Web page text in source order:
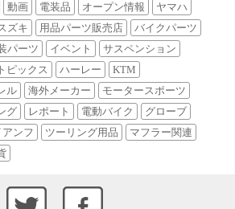
動画 電装品 オープン情報
ヤマハ
ズキ 用品パーツ販売店
バイクパーツ
パーツ イベント
サスペンション
トピックス ハーレー
KTM
ル 海外メーカー
モータースポーツ
グ レポート 電動バイク
グローブ
アンフ ツーリング用品
マフラー関連